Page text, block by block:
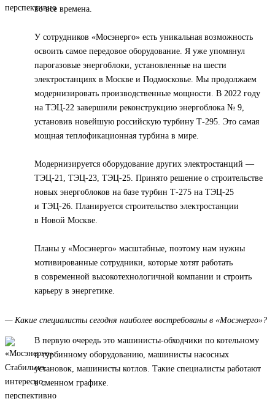
во все времена.
У сотрудников «Мосэнерго» есть уникальная возможность
освоить самое передовое оборудование. Я уже упомянул
парогазовые энергоблоки, установленные на шести
электростанциях в Москве и Подмосковье. Мы продолжаем
модернизировать производственные мощности. В 2022 году
на ТЭЦ-22 завершили реконструкцию энергоблока № 9,
установив новейшую российскую турбину Т-295. Это самая
мощная теплофикационная турбина в мире.
Модернизируется оборудование других электростанций —
ТЭЦ-21, ТЭЦ-23, ТЭЦ-25. Принято решение о строительстве
новых энергоблоков на базе турбин Т-275 на ТЭЦ-25
и ТЭЦ-26. Планируется строительство электростанции
в Новой Москве.
Планы у «Мосэнерго» масштабные, поэтому нам нужны
мотивированные сотрудники, которые хотят работать
в современной высокотехнологичной компании и строить
карьеру в энергетике.
— Какие специалисты сегодня наиболее востребованы в «Мосэнерго»?
В первую очередь это машинисты-обходчики по котельному
и турбинному оборудованию, машинисты насосных
установок, машинисты котлов. Такие специалисты работают
в сменном графике.